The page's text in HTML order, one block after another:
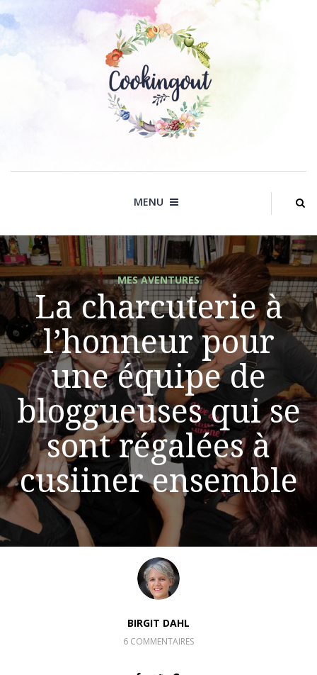
to
MENU
MES AVENTURES
La charcuterie à
l’honneur pour
une équipe de
bloggueuses qui se
sont régalées à
cusiiner ensemble
BIRGIT DAHL
6 COMMENTAIRES